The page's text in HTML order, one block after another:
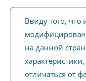
Ввиду того, что
на данной
отличаться от